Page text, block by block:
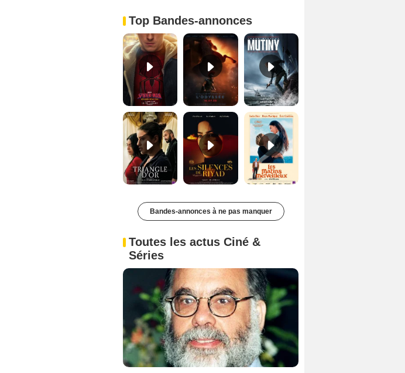
Top Bandes-annonces
Spider-Man: Brand New Day Bande-annonce VO STFR L'Odyssée Bande-annonce VO STFR
Les Silences de Riyad Bande-annonce VO STFR Les Matins merveilleux Bande-annonce VF
Bandes-annonces à ne pas manquer
Toutes les actus Ciné &
Séries